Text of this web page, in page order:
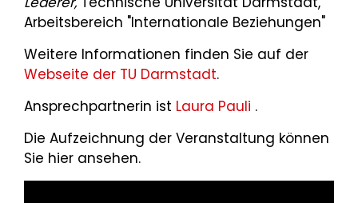
Arbeitsbereich "Internationale Beziehungen"
Weitere Informationen finden Sie auf der
Webseite der TU Darmstadt.
Ansprechpartnerin ist Laura Pauli .
Die Aufzeichnung der Veranstaltung können
Sie hier ansehen.